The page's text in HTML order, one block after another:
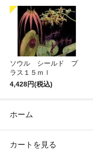
ソウル シールド プ
ラス１５ｍｌ
4,428円(税込)
ホーム
カートを見る